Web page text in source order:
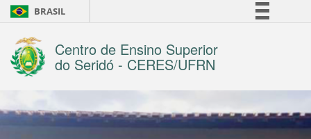
BRASIL
Comunica BR
Legislação
Centro de Ensino Superior
do Seridó - CERES/UFRN